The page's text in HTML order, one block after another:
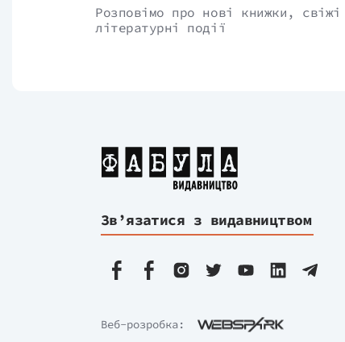
Розповімо про нові книжки,
літературні події
Зв’язатися з видавництвом
Веб-розробка: